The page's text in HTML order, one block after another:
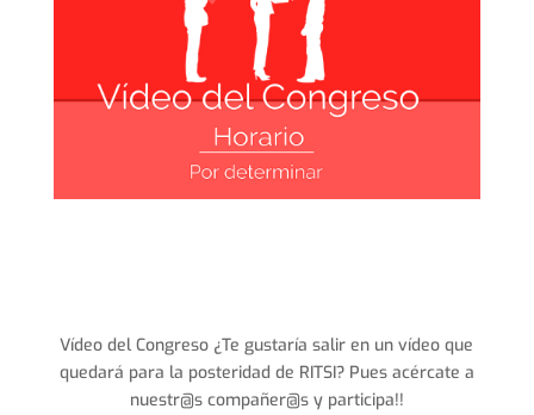
Vídeo del Congreso ¿Te gustaría salir en un vídeo que
quedará para la posteridad de RITSI? Pues acércate a
nuestr@s compañer@s y participa!!